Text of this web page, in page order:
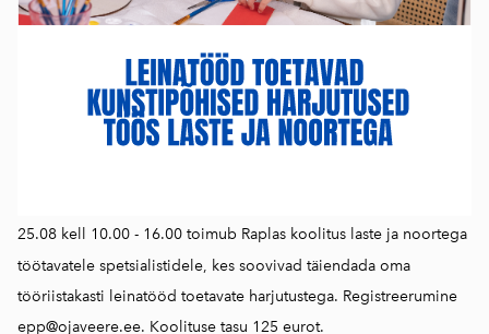
25.08 kell 10.00 - 16.00 toimub Raplas koolitus laste ja noortega
töötavatele spetsialistidele, kes soovivad täiendada oma
tööriistakasti leinatööd toetavate harjutustega. Registreerumine
epp@ojaveere.ee. Koolituse tasu 125 eurot.